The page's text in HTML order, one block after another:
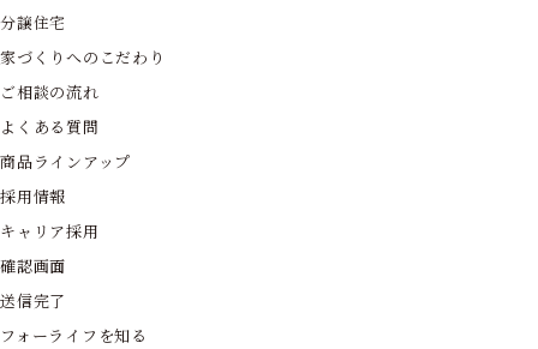
分譲住宅
家づくりへのこだわり
ご相談の流れ
よくある質問
商品ラインアップ
採用情報
キャリア採用
確認画面
送信完了
フォーライフを知る